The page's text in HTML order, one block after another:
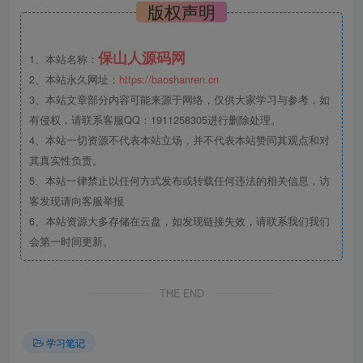
版权声明
1、本站名称： 保山人源码网
2、本站永久网址： https://baoshanren.cn
3、本站文章部分内容可能来源于网络，仅供大家学习与参考，如
有侵权，请联系客服QQ：1911258305进行删除处理。
4、本站一切资源不代表本站立场，并不代表本站赞同其观点和对
其真实性负责。
5、本站一律禁止以任何方式发布或转载任何违法的相关信息，访
客发现请向客服举报
6、本站资源大多存储在云盘，如发现链接失效，请联系我们我们
会第一时间更新。
THE END
学习笔记